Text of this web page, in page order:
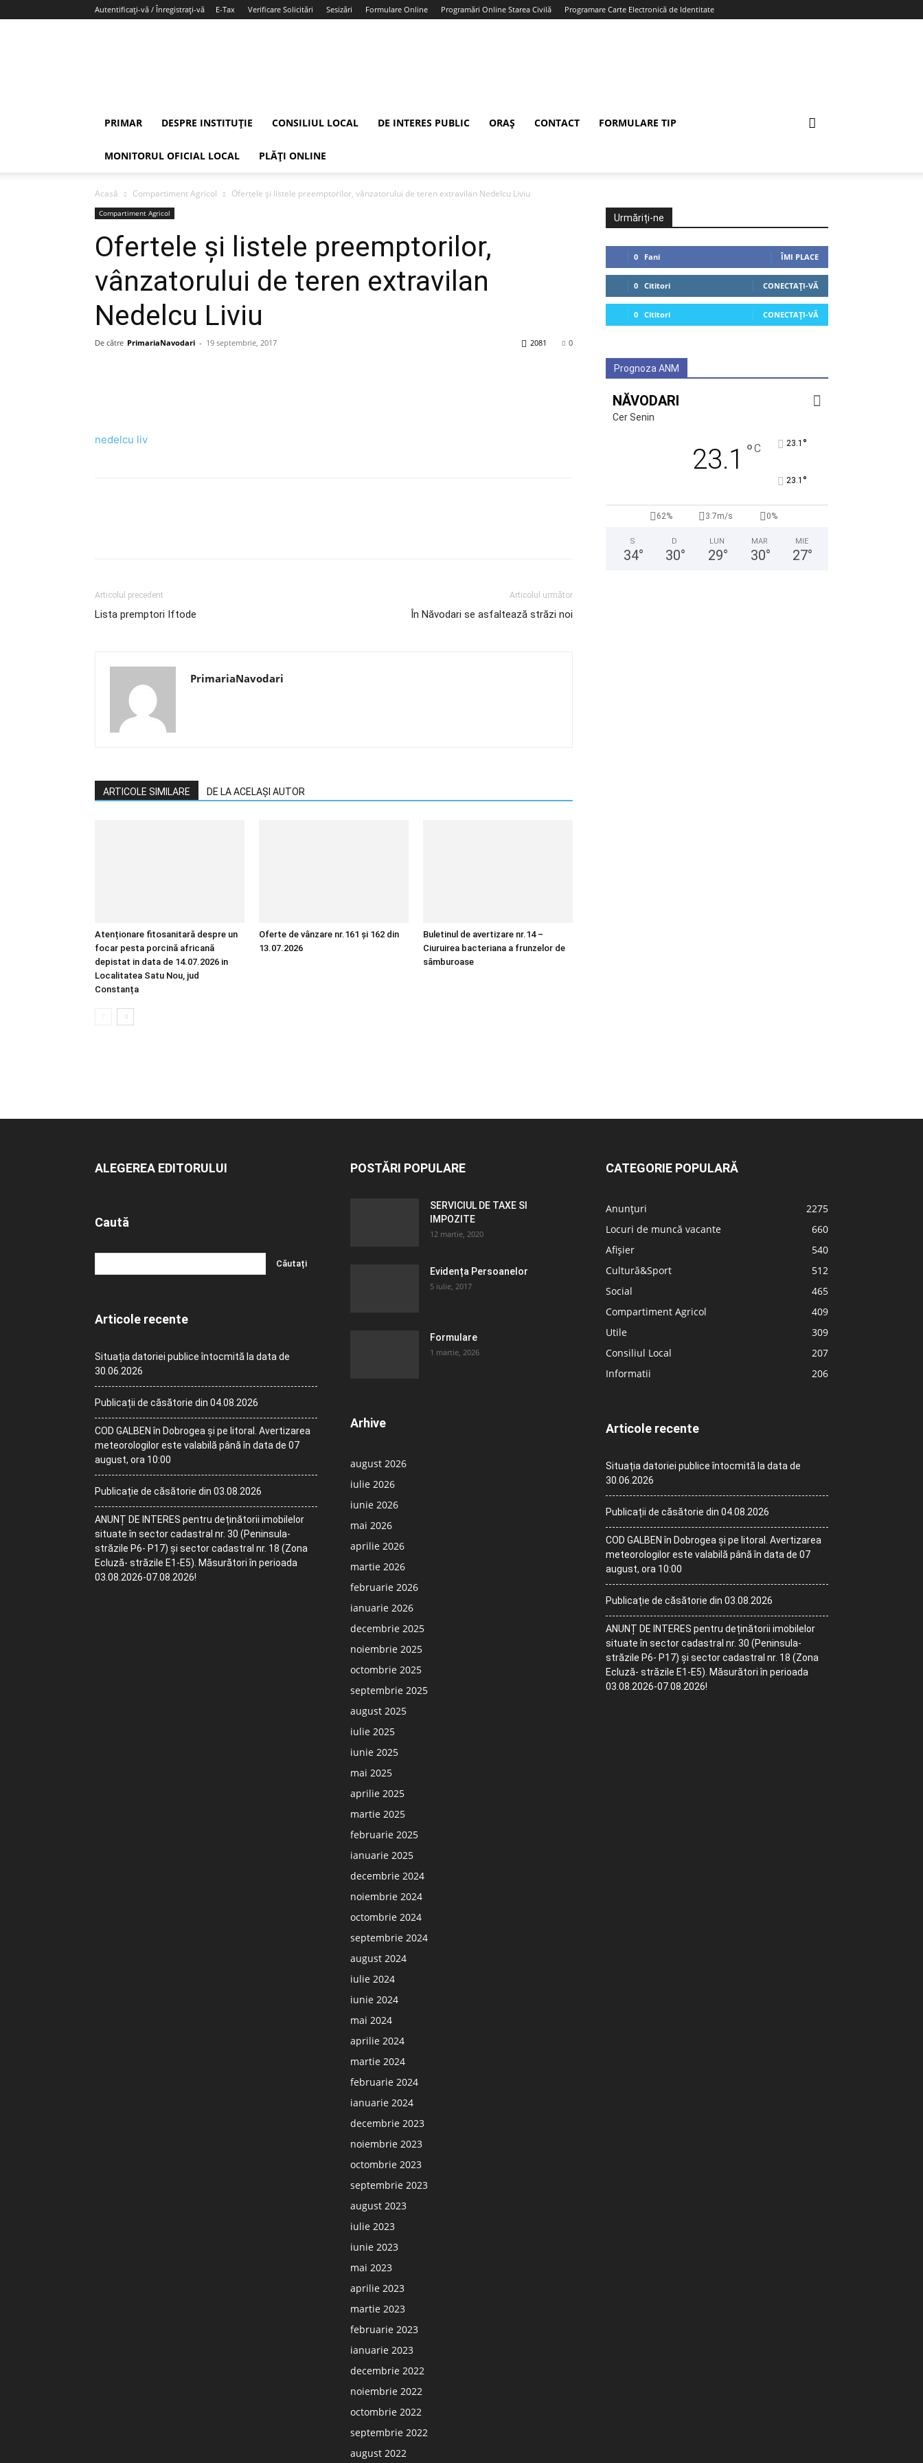
Autentificați-vă / Înregistrați-vă E-Tax Verificare Solicitări Sesizări Formulare Online Programări Online Starea Civilă Programare Carte Electronică de Identitate
PRIMAR DESPRE INSTITUȚIE CONSILIUL LOCAL DE INTERES PUBLIC ORAȘ CONTACT FORMULARE TIP
MONITORUL OFICIAL LOCAL PLĂȚI ONLINE
Acasă Compartiment Agricol Ofertele și listele preemptorilor, vânzatorului de teren extravilan Nedelcu Liviu
Compartiment Agricol
Ofertele și listele preemptorilor,
vânzatorului de teren extravilan
Nedelcu Liviu
De către PrimariaNavodari - 19 septembrie, 2017 0
2081
nedelcu liv
Articolul precedent
Lista premptori Iftode
Articolul următor
În Năvodari se asfaltează străzi noi
PrimariaNavodari
ARTICOLE SIMILARE DE LA ACELAȘI AUTOR
Atenționare fitosanitară despre un
focar pesta porcină africană
depistat in data de 14.07.2026 in
Localitatea Satu Nou, jud
Constanța
Oferte de vânzare nr.161 și 162 din
13.07.2026
Buletinul de avertizare nr.14 –
Ciuruirea bacteriana a frunzelor de
sâmburoase
Urmăriți-ne
0 Fani ÎMI PLACE
0 Cititori CONECTAȚI-VĂ
0 Cititori CONECTAȚI-VĂ
Prognoza ANM
NĂVODARI
Cer Senin
23.1 °C 23.1 °
23.1 °
62% 3.7m/s 0%
S
34°
D
30°
LUN
29°
MAR
30°
MIE
27°
ALEGEREA EDITORULUI
Caută
Articole recente
Situația datoriei publice întocmită la data de
30.06.2026
Publicații de căsătorie din 04.08.2026
COD GALBEN în Dobrogea și pe litoral. Avertizarea
meteorologilor este valabilă până în data de 07
august, ora 10:00
Publicație de căsătorie din 03.08.2026
ANUNȚ DE INTERES pentru deținătorii imobilelor
situate în sector cadastral nr. 30 (Peninsula-
străzile P6- P17) și sector cadastral nr. 18 (Zona
Ecluză- străzile E1-E5). Măsurători în perioada
03.08.2026-07.08.2026!
POSTĂRI POPULARE
SERVICIUL DE TAXE SI
IMPOZITE
12 martie, 2020
Evidența Persoanelor
5 iulie, 2017
Formulare
1 martie, 2026
Arhive
august 2026
iulie 2026
iunie 2026
mai 2026
aprilie 2026
martie 2026
februarie 2026
ianuarie 2026
decembrie 2025
noiembrie 2025
octombrie 2025
septembrie 2025
august 2025
iulie 2025
iunie 2025
mai 2025
aprilie 2025
martie 2025
februarie 2025
ianuarie 2025
decembrie 2024
noiembrie 2024
octombrie 2024
septembrie 2024
august 2024
iulie 2024
iunie 2024
mai 2024
aprilie 2024
martie 2024
februarie 2024
ianuarie 2024
decembrie 2023
noiembrie 2023
octombrie 2023
septembrie 2023
august 2023
iulie 2023
iunie 2023
mai 2023
aprilie 2023
martie 2023
februarie 2023
ianuarie 2023
decembrie 2022
noiembrie 2022
octombrie 2022
septembrie 2022
august 2022
CATEGORIE POPULARĂ
Anunțuri
2275
Locuri de muncă vacante
660
Afișier
540
Cultură&Sport
512
Social
465
Compartiment Agricol
409
Utile
309
Consiliul Local
207
Informatii
206
Articole recente
Situația datoriei publice întocmită la data de
30.06.2026
Publicații de căsătorie din 04.08.2026
COD GALBEN în Dobrogea și pe litoral. Avertizarea
meteorologilor este valabilă până în data de 07
august, ora 10:00
Publicație de căsătorie din 03.08.2026
ANUNȚ DE INTERES pentru deținătorii imobilelor
situate în sector cadastral nr. 30 (Peninsula-
străzile P6- P17) și sector cadastral nr. 18 (Zona
Ecluză- străzile E1-E5). Măsurători în perioada
03.08.2026-07.08.2026!